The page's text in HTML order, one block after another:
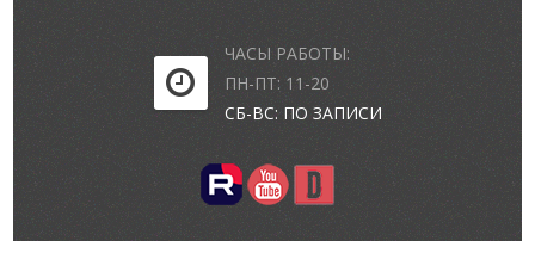
ЧАСЫ РАБОТЫ:
ПН-ПТ: 11-20
СБ-ВС: ПО ЗАПИСИ